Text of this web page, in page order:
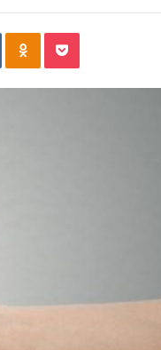
VKontakteOdnoklassniki
Pocket